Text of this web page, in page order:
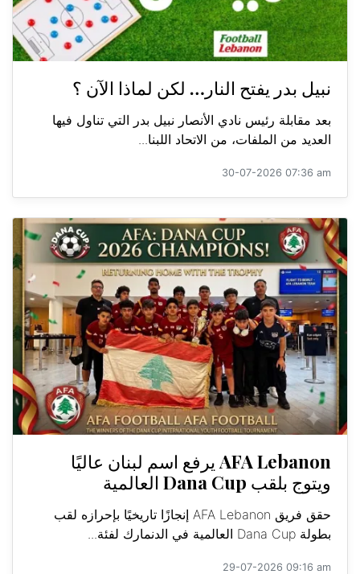
نبيل بدر يفتح النار… لكن لماذا الآن ؟
بعد مقابلة رئيس نادي الأنصار نبيل بدر التي تناول فيها
العديد من الملفات، من الاتحاد اللبنا...
30-07-2026 07:36 am
AFA Lebanon يرفع اسم لبنان عاليًا
ويتوج بلقب Dana Cup العالمية
حقق فريق AFA Lebanon إنجازًا تاريخيًا بإحرازه لقب
بطولة Dana Cup العالمية في الدنمارك لفئة...
29-07-2026 09:16 am